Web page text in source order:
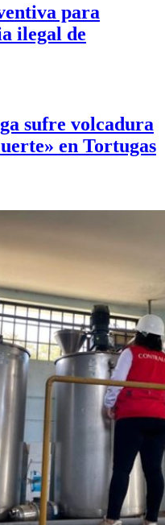
para
ilegal de
sufre volcadura
en Tortugas